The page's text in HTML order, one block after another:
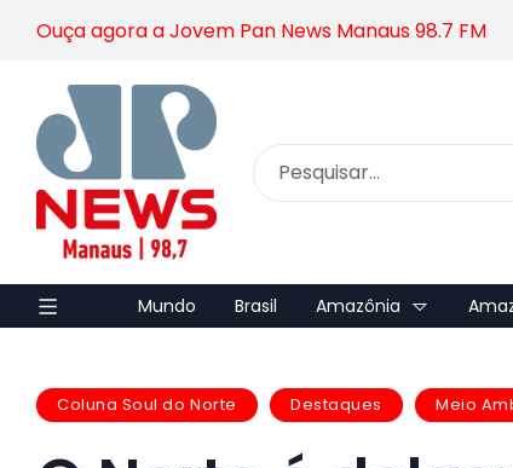
Ouça agora a Jovem Pan News Manaus 98.7 FM
Mundo Brasil Amazônia
Coluna Soul do Norte Destaques Meio